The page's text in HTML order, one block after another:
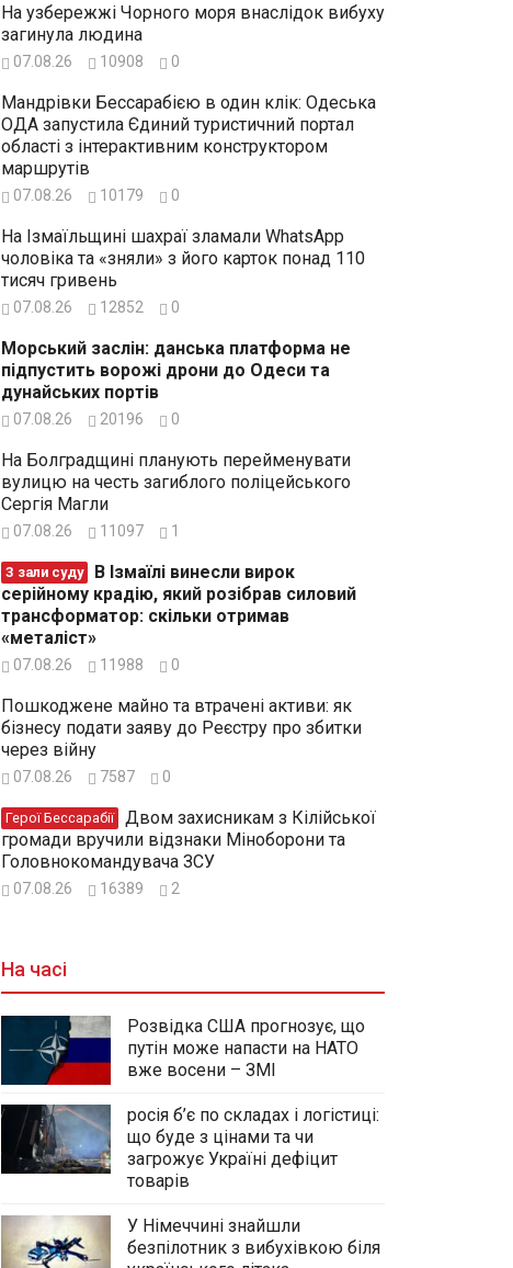
На узбережжі Чорного моря внаслідок вибуху
загинула людина
07.08.26 10908 0
Мандрівки Бессарабією в один клік: Одеська
ОДА запустила Єдиний туристичний портал
області з інтерактивним конструктором
маршрутів
07.08.26 10179 0
На Ізмаїльщині шахраї зламали WhatsApp
чоловіка та «зняли» з його карток понад 110
тисяч гривень
07.08.26 12852 0
Морський заслін: данська платформа не
підпустить ворожі дрони до Одеси та
дунайських портів
07.08.26 20196 0
На Болградщині планують перейменувати
вулицю на честь загиблого поліцейського
Сергія Магли
07.08.26 11097 1
З зали суду
серійному крадію, який розібрав силовий
трансформатор: скільки отримав
«металіст»
07.08.26 11988 0
Пошкоджене майно та втрачені активи: як
бізнесу подати заяву до Реєстру про збитки
через війну
07.08.26 7587 0
Герої Бессарабії
громади вручили відзнаки Міноборони та
Головнокомандувача ЗСУ
07.08.26 16389 2
На часі
Розвідка США прогнозує, що
путін може напасти на НАТО
вже восени – ЗМІ
росія б’є по складах і логістиці:
що буде з цінами та чи
загрожує Україні дефіцит
товарів
У Німеччині знайшли
безпілотник з вибухівкою біля